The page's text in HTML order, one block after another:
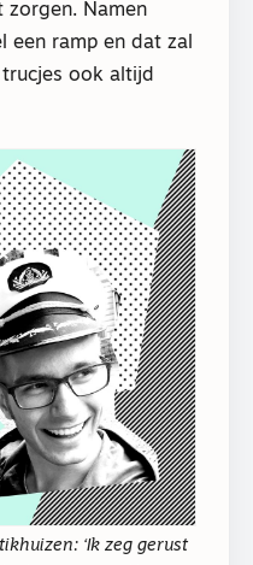
Namen
een ramp en dat zal
ook altijd
‘Ik zeg gerust